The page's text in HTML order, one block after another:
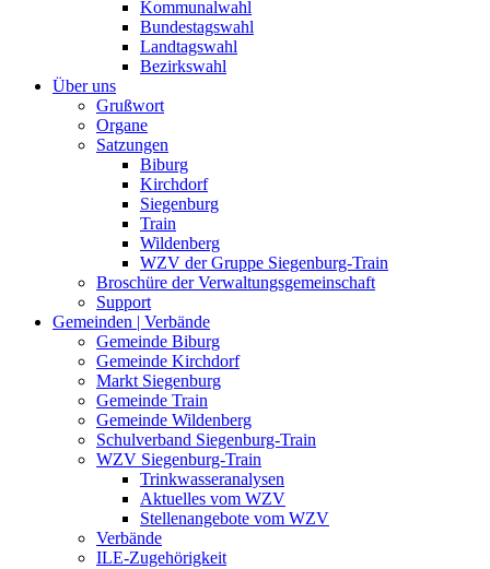
Kommunalwahl
Bundestagswahl
Landtagswahl
Bezirkswahl
Über uns
Grußwort
Organe
Satzungen
Biburg
Kirchdorf
Siegenburg
Train
Wildenberg
WZV der Gruppe Siegenburg-Train
Broschüre der Verwaltungsgemeinschaft
Support
Gemeinden | Verbände
Gemeinde Biburg
Gemeinde Kirchdorf
Markt Siegenburg
Gemeinde Train
Gemeinde Wildenberg
Schulverband Siegenburg-Train
WZV Siegenburg-Train
Trinkwasseranalysen
Aktuelles vom WZV
Stellenangebote vom WZV
Verbände
ILE-Zugehörigkeit